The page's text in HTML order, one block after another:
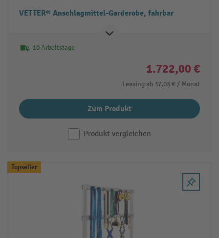
VETTER® Anschlagmittel-Garderobe, fahrbar
10 Arbeitstage
1.722,00 €
Leasing ab 37,03 € / Monat
Zum Produkt
Produkt vergleichen
Topseller